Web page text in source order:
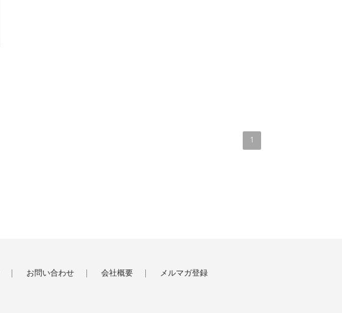
1
お問い合わせ 会社概要 メルマガ登録